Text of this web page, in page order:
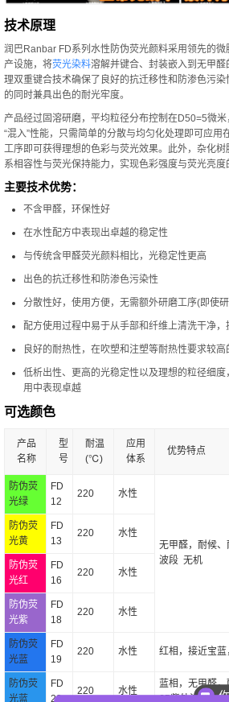
技术原理
润巴Ranbar FD系列水性防伪荧光颜料采用领先的
产设施，将荧光染料溶解并键合、封装嵌入到无甲
理双重键合技术确保了良好的抗迁移性和防渗色污
的同时兼具出色的耐光牢度。
产品经过固溶研磨，平均粒径分布控制在D50=5微
“混入”性能，只需简单的分散与均匀化处理即可应用
工序即可获得理想的色彩与荧光效果。此外，杂化
系相容性与荧光保持能力，实现色彩强度与荧光亮度
主要技术优势：
不含甲醛，环保性好
在水性配方中表现出卓越的稳定性
与传统含甲醛荧光颜料相比，光稳定性更高
出色的抗迁移性和防渗色污染性
分散性好，使用方便，无需额外研磨工序(即使
配方使用过程中易于从手部和纤维上清洗干净，
良好的耐热性，在吹塑和注塑等耐热性要求较
低析出性、更高的光稳定性以及理想的粒径细
用中表现卓越
可选颜色
产品
名称
型
号
耐温
(℃)
应用
体系
优势特点
防伪荧
光绿
FD
12
220 水性
无甲醛，耐候
波段 无机
防伪荧
光黄
FD
13
220 水性
防伪荧
光红
FD
16
220 水性
防伪荧
光紫
FD
18
220 水性
防伪荧
光蓝
FD
19
220 水性 红相，接近宝
防伪荧
光蓝
FD
20
220 水性
蓝相，无甲醛
65紫外波段 无